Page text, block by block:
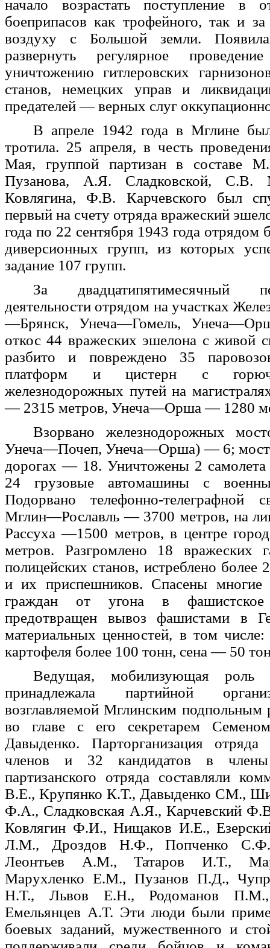
начало возрастать поступление в
боеприпасов как трофейного, так и
воздуху с Большой земли.
развернуть регулярное
уничтожению гитлеровских
станов, немецких управ и
предателей — верных слуг
В апреле 1942 года в Мглине
тротила. 25 апреля, в честь
Мая, группой партизан в составе
Пузанова, А.Я. Сладковской, С.В.
Ковлягина, Ф.В. Карчевского был
первый на счету отряда вражеский
года по 22 сентября 1943 года отрядом
диверсионных групп, из которых
задание 107 групп.
За двадцатипятимесячный
деятельности отрядом на участках
—Брянск, Унеча—Гомель,
откос 44 вражеских эшелона с живой
разбито и повреждено 35
платформ и цистерн с
железнодорожных путей на
— 2315 метров, Унеча—Орша — 1280
Взорвано железнодорожных
Унеча—Почеп, Унеча—Орша) — 6;
дорогах — 18. Уничтожены 2
24 грузовые автомашины с
Подорвано телефонно-телеграфной
Мглин—Рославль — 3700 метров, на
Рассуха —1500 метров, в центре
метров. Разгромлено 18 вражеских
полицейских станов, истреблено более
и их приспешников. Спасены многие
граждан от угона в
предотвращен вывоз фашистами в
материальных ценностей, в том
картофеля более 100 тонн, сена — 50
Ведущая, мобилизующая роль
принадлежала партийной
возглавляемой Мглинским подпольным
во главе с его секретарем
Давыденко. Парторганизация
членов и 32 кандидатов в
партизанского отряда составляли
В.Е., Крупянко К.Т., Давыденко СМ.,
Ф.А., Сладковская А.Я., Карчевский
Ковлягин Ф.И., Нищаков И.Е.,
Л.М., Дроздов Н.Ф., Попченко
Леонтьев А.М., Татаров И.Т.,
Марухленко Е.М., Пузанов П.Д.,
Н.Т., Львов Е.Н., Родоманов
Емельянцев А.Т. Эти люди были
боевых заданий, мужественного и